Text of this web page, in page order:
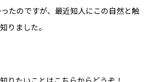
たのですが、最近知人にこの自然と触
りました。